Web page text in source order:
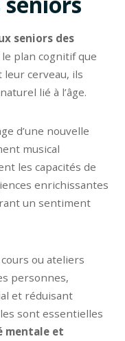
seniors des
plan cognitif que
cerveau, ils
lié à l’âge.
d’une nouvelle
musical
les capacités de
enrichissantes
un sentiment
ou ateliers
personnes,
et réduisant
sont essentielles
mentale et